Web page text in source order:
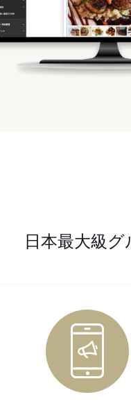
日本最大級